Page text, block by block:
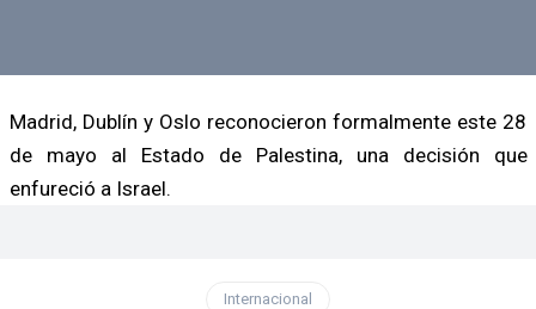
Madrid, Dublín y Oslo reconocieron formalmente este 28
de mayo al Estado de Palestina, una decisión que
enfureció a Israel.
Internacional